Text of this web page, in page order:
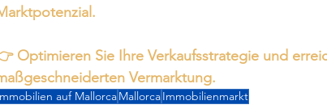
Optimieren Sie Ihre Verkaufsstrategie und
Vermarktung.
auf MallorcaMallorcaImmobilienmarkt